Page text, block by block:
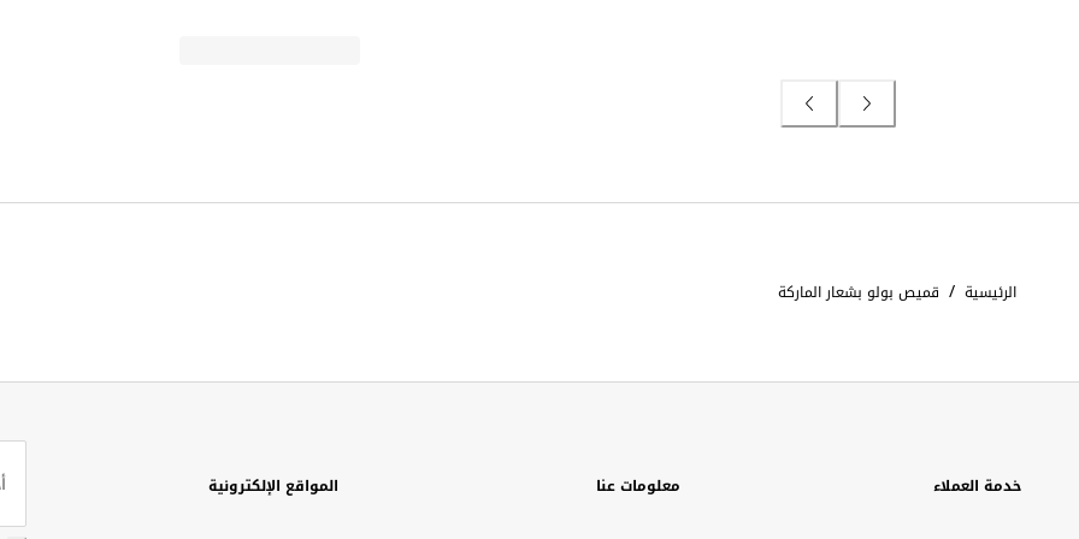
الرئيسية / قميص بولو بشعار الماركة
خدمة العملاء معلومات عنا المواقع الإلكترونية